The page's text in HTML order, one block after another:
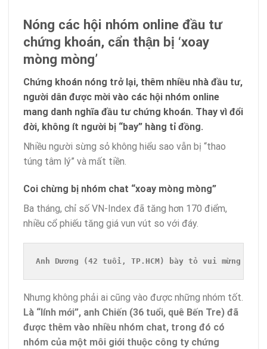
Nóng các hội nhóm online đầu tư
chứng khoán, cẩn thận bị ‘xoay
mòng mòng’
Chứng khoán nóng trở lại, thêm nhiều nhà đầu tư,
người dân được mời vào các hội nhóm online
mang danh nghĩa đầu tư chứng khoán. Thay vì đổi
đời, không ít người bị “bay” hàng tỉ đồng.
Nhiều người sừng sỏ không hiểu sao vẫn bị “thao
túng tâm lý” và mất tiền.
Coi chừng bị nhóm chat “xoay mòng mòng”
Ba tháng, chỉ số VN-Index đã tăng hơn 170 điểm,
nhiều cổ phiếu tăng giá vun vút so với đáy.
Anh Dương (42 tuổi, TP.HCM) bày tỏ vui mừng
Nhưng không phải ai cũng vào được những nhóm tốt.
Là “lính mới”, anh Chiến (36 tuổi, quê Bến Tre) đã
được thêm vào nhiều nhóm chat, trong đó có
nhóm của một môi giới thuộc công ty chứng